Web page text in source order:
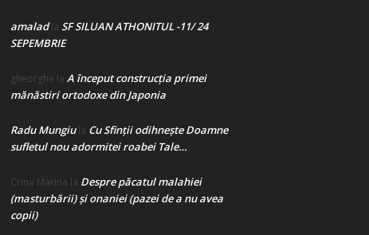
amaladla SF SILUAN ATHONITUL -11/ 24
SEPEMBRIE
gheorghe la A început construcţia primei
mănăstiri ortodoxe din Japonia
Radu Mungiula Cu Sfinții odihnește Doamne
sufletul nou adormitei roabei Tale…
Crina Marina la Despre păcatul malahiei
(masturbării) şi onaniei (pazei de a nu avea
copii)